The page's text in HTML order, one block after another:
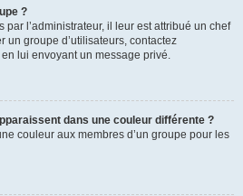
?
par l’administrateur, il leur est attribué un chef
un groupe d’utilisateurs, contactez
lui envoyant un message privé.
dans une couleur différente ?
couleur aux membres d’un groupe pour les